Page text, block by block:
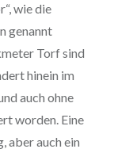
wie die
genannt
Torf sind
hinein im
auch ohne
worden. Eine
aber auch ein